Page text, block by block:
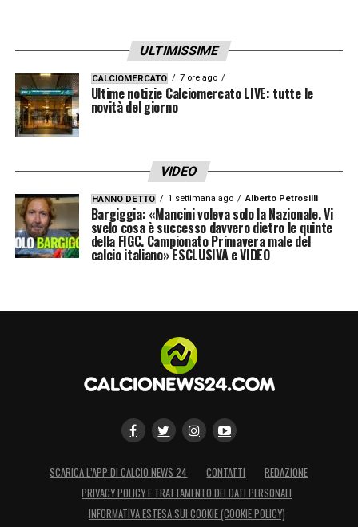
ULTIMISSIME
CALCIOMERCATO 7 ore ago
Ultime notizie Calciomercato LIVE: tutte le
novità del giorno
VIDEO
HANNO DETTO 1 settimana ago Alberto Petrosilli
Bargiggia: «Mancini voleva solo la Nazionale. Vi
svelo cosa è successo davvero dietro le quinte
della FIGC. Campionato Primavera male del
calcio italiano» ESCLUSIVA e VIDEO
SCARICA L’APP DI CALCIO NEWS 24 CONTATTI
REDAZIONE
PRIVACY POLICY E TRATTAMENTO DEI DATI PERSONALI
INFORMATIVA ESTESA SUI COOKIE (COOKIE POLICY)